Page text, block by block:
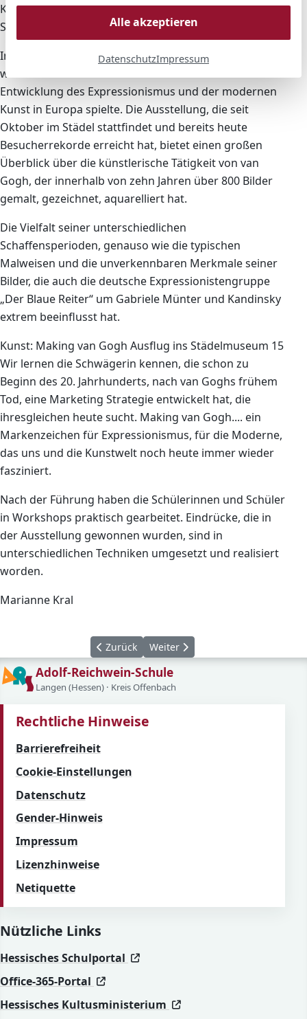
Klassen, die 10bG und die 10cR, im Städel die
Sonderausstellung „Making van Gogh“.
In Führungen erlebten die Schülerinnen und Schüler,
welch immense Rolle dieser Künstler für die
Entwicklung des Expressionismus und der modernen
Kunst in Europa spielte. Die Ausstellung, die seit
Oktober im Städel stattfindet und bereits heute
Besucherrekorde erreicht hat, bietet einen großen
Überblick über die künstlerische Tätigkeit von van
Gogh, der innerhalb von zehn Jahren über 800 Bilder
gemalt, gezeichnet, aquarelliert hat.
Die Vielfalt seiner unterschiedlichen
Schaffensperioden, genauso wie die typischen
Malweisen und die unverkennbaren Merkmale seiner
Bilder, die auch die deutsche Expressionistengruppe
„Der Blaue Reiter“ um Gabriele Münter und Kandinsky
extrem beeinflusst hat.
Kunst: Making van Gogh Ausflug ins Städelmuseum 15
Wir lernen die Schwägerin kennen, die schon zu
Beginn des 20. Jahrhunderts, nach van Goghs frühem
Tod, eine Marketing Strategie entwickelt hat, die
ihresgleichen heute sucht. Making van Gogh.... ein
Markenzeichen für Expressionismus, für die Moderne,
das uns und die Kunstwelt noch heute immer wieder
fasziniert.
Nach der Führung haben die Schülerinnen und Schüler
in Workshops praktisch gearbeitet. Eindrücke, die in
der Ausstellung gewonnen wurden, sind in
unterschiedlichen Techniken umgesetzt und realisiert
worden.
Marianne Kral
Vorheriger Beitrag: Ausflug zum Frankfurter
Zurück Nächster Beitrag: Bilder des
Weiter
Adolf-Reichwein-Schule
Langen (Hessen) · Kreis Offenbach
Rechtliche Hinweise
Barrierefreiheit
Cookie-Einstellungen
Datenschutz
Gender-Hinweis
Impressum
Lizenzhinweise
Netiquette
Nützliche Links
Hessisches Schulportal (öffnet in neuem Fenster)
(öffnet in neuem Fenster)
Office-365-Portal
(öffnet in neuem Fenster)
(öffnet in neuem Fenster)
Hessisches Kultusministerium
(öffnet in neuem
(öffnet in neuem
Alle akzeptieren
DatenschutzImpressum